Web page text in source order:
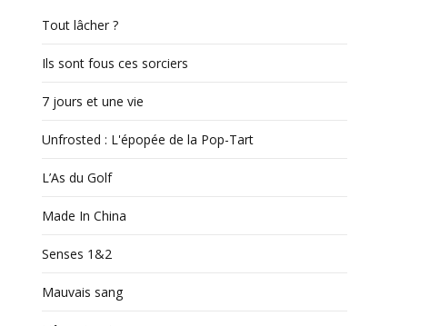
Tout lâcher ?
Ils sont fous ces sorciers
7 jours et une vie
Unfrosted : L'épopée de la Pop-Tart
L’As du Golf
Made In China
Senses 1&2
Mauvais sang